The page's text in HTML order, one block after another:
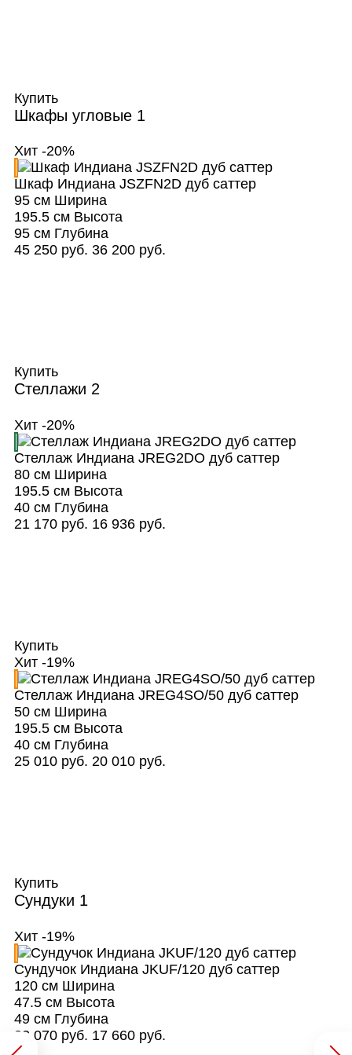
Купить
Шкафы угловые 1
Хит -20%
Шкаф Индиана JSZFN2D дуб саттер
95 смШирина
195.5 смВысота
95 смГлубина
45 250 руб. 36 200 руб.
Купить
Стеллажи 2
Хит -20%
Стеллаж Индиана JREG2DO дуб саттер
80 смШирина
195.5 смВысота
40 смГлубина
21 170 руб. 16 936 руб.
Купить
Хит -19%
Стеллаж Индиана JREG4SO/50 дуб саттер
50 смШирина
195.5 смВысота
40 смГлубина
25 010 руб. 20 010 руб.
Купить
Сундуки 1
Хит -19%
Сундучок Индиана JKUF/120 дуб саттер
120 смШирина
47.5 смВысота
49 смГлубина
22 070 руб. 17 660 руб.